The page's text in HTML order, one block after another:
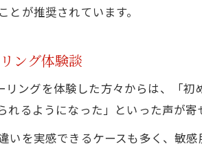
ハーブピーリングで
REVISHOP伊勢店な
オーガニック志向の
が推奨されています。
ング体験談
リングを体験した方々からは、「
るようになった」といった声が寄
いを実感できるケースも多く、敏